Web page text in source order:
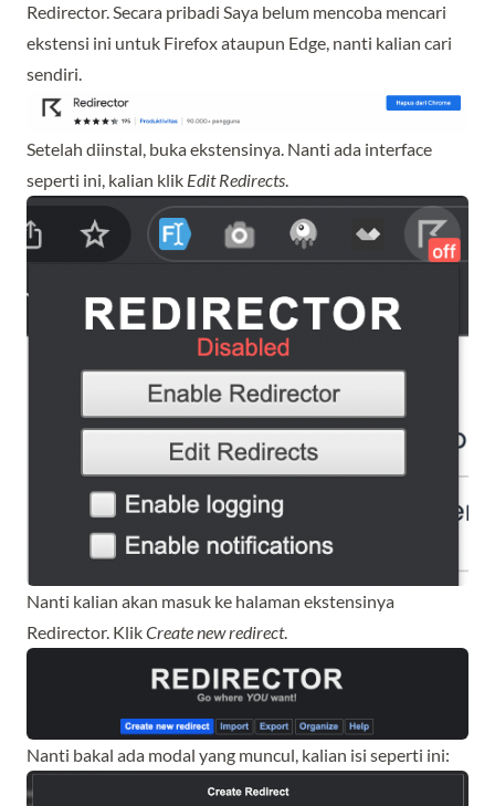
Redirector. Secara pribadi Saya belum mencoba mencari
ekstensi ini untuk Firefox ataupun Edge, nanti kalian cari
sendiri.
Setelah diinstal, buka ekstensinya. Nanti ada interface
seperti ini, kalian klik Edit Redirects.
Nanti kalian akan masuk ke halaman ekstensinya
Redirector. KlikCreate new redirect.
Nanti bakal ada modal yang muncul, kalian isi seperti ini: